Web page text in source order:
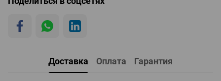
Доставка Оплата Гарантия